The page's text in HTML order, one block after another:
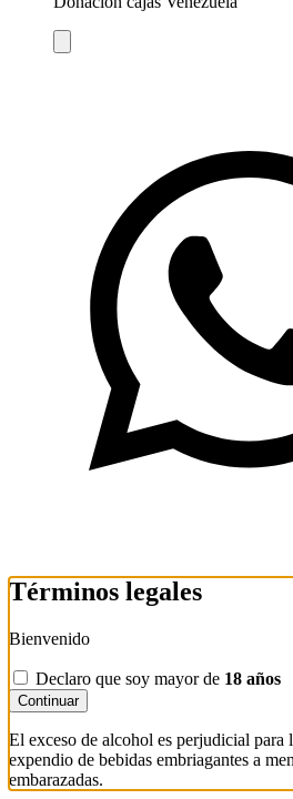
Términos legales
Bienvenido
Declaro que soy mayor de 18 años
Continuar
El exceso de alcohol es perjudicial para
expendio de bebidas embriagantes a
embarazadas.